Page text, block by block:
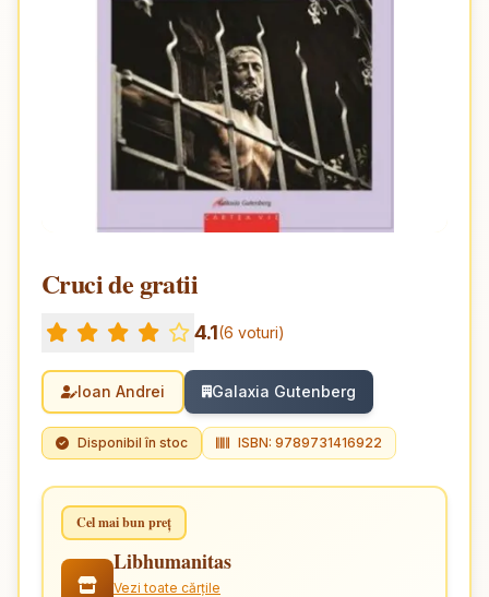
Cruci de gratii
4.1(6 voturi)
Ioan Andrei Galaxia Gutenberg
Disponibil în stoc ISBN: 9789731416922
Cel mai bun preț
Libhumanitas
Vezi toate cărțile